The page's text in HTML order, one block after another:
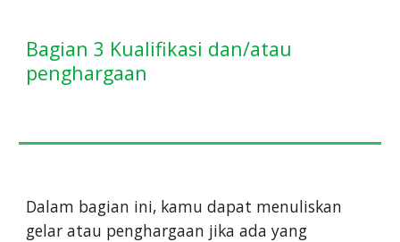
Bagian 3 Kualifikasi dan/atau
penghargaan
Dalam bagian ini, kamu dapat menuliskan
gelar atau penghargaan jika ada yang